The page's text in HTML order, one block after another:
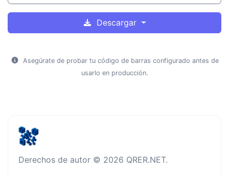
Descargar
Asegúrate de probar tu código de barras configurado antes de
usarlo en producción.
Derechos de autor © 2026 QRER.NET.